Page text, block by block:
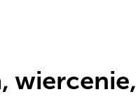
wiercenie,